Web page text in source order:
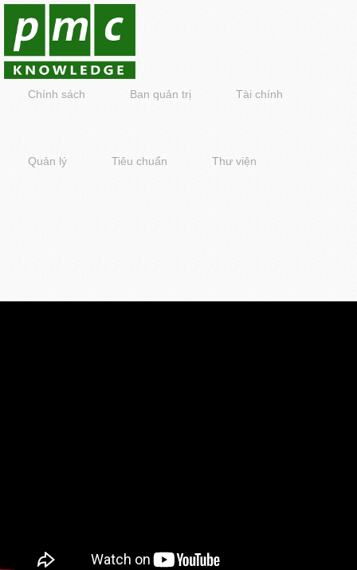
Chính sách Ban quản trị Tài chính
Quản lý Tiêu chuẩn Thư viện